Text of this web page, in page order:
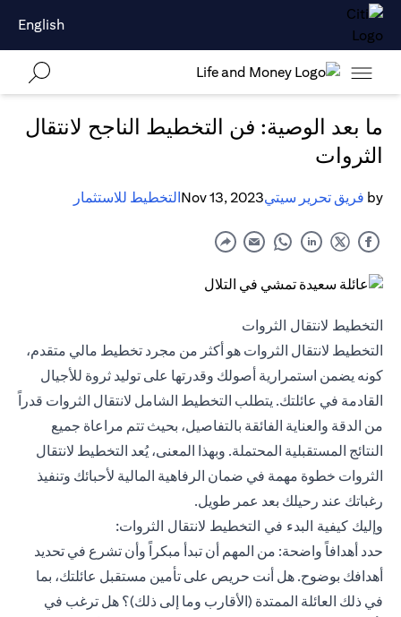
English
ما بعد الوصية: فن التخطيط الناجح لانتقال
الثروات
by فريق تحرير سيتيNov 13, 2023التخطيط للاستثمار
التخطيط لانتقال الثروات
التخطيط لانتقال الثروات هو أكثر من مجرد تخطيط مالي متقدم،
كونه يضمن استمرارية أصولك وقدرتها على توليد ثروة للأجيال
القادمة في عائلتك. يتطلب التخطيط الشامل لانتقال الثروات قدراً
من الدقة والعناية الفائقة بالتفاصيل، بحيث تتم مراعاة جميع
النتائج المستقبلية المحتملة. وبهذا المعنى، يُعد التخطيط لانتقال
الثروات خطوة مهمة في ضمان الرفاهية المالية لأحبائك وتنفيذ
رغباتك عند رحيلك بعد عمر طويل.
وإليك كيفية البدء في التخطيط لانتقال الثروات:
حدد أهدافاً واضحة: من المهم أن تبدأ مبكراً وأن تشرع في تحديد
أهدافك بوضوح. هل أنت حريص على تأمين مستقبل عائلتك، بما
في ذلك العائلة الممتدة (الأقارب وما إلى ذلك)؟ هل ترغب في